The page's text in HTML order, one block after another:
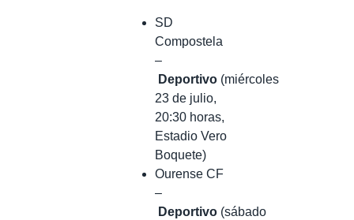
SD
Compostela
–
Deportivo (miércoles
23 de julio,
20:30 horas,
Estadio Vero
Boquete)
Ourense CF
–
Deportivo (sábado